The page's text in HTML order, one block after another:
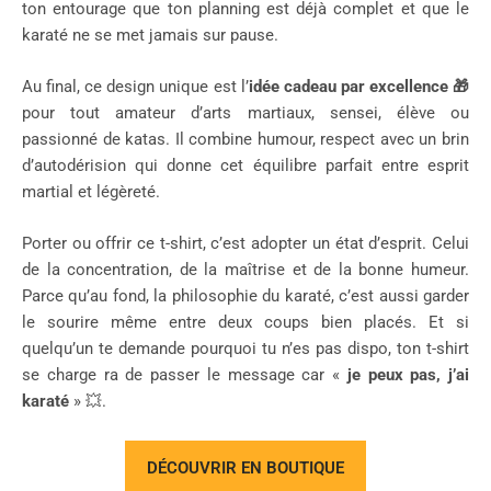
ton entourage que ton planning est déjà complet et que le
karaté ne se met jamais sur pause.
Au final, ce design unique est l’idée cadeau par excellence 🎁
pour tout amateur d’arts martiaux, sensei, élève ou
passionné de katas. Il combine humour, respect avec un brin
d’autodérision qui donne cet équilibre parfait entre esprit
martial et légèreté.
Porter ou offrir ce t-shirt, c’est adopter un état d’esprit. Celui
de la concentration, de la maîtrise et de la bonne humeur.
Parce qu’au fond, la philosophie du karaté, c’est aussi garder
le sourire même entre deux coups bien placés. Et si
quelqu’un te demande pourquoi tu n’es pas dispo, ton t-shirt
se charge ra de passer le message car « je peux pas, j’ai
karaté » 💥.
DÉCOUVRIR EN BOUTIQUE